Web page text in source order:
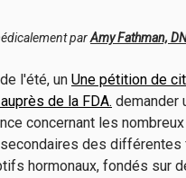
parAmy Fathman,
l'été, un Une pétition de
de la FDA. demander
concernant les
des différentes
hormonaux, fondés sur